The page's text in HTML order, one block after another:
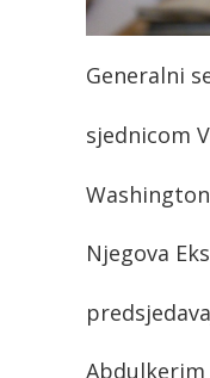
Generalni
sjednicom
Njegova
Abdulkerim